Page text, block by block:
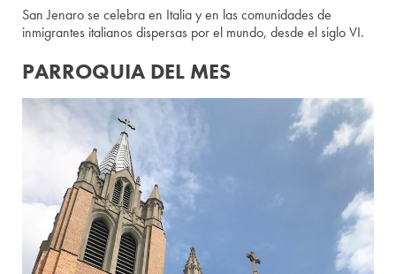
San Jenaro se celebra en Italia y en las comunidades de
inmigrantes italianos dispersas por el mundo, desde el siglo VI.
PARROQUIA DEL MES